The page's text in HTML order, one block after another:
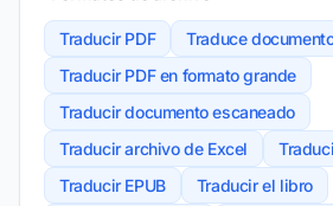
Traducir PDF
Traduce
Traducir PDF en formato grande
Traducir documento escaneado
Traducir archivo de Excel
Traducir EPUB
Traducir el libro